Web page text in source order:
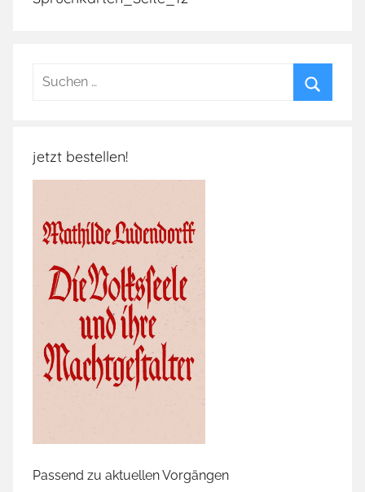
Suchen
jetzt bestellen!
Passend zu aktuellen Vorgängen